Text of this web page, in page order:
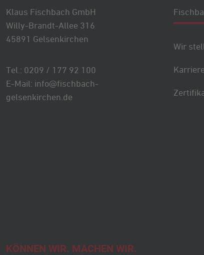
Klaus Fischbach GmbH
Willy-Brandt-Allee 316
45891 Gelsenkirchen
Tel.: 0209 / 177 92 100
E-Mail: info@fischbach-
gelsenkirchen.de
Wir
Karriere
KÖNNEN WIR. MACHEN WIR.